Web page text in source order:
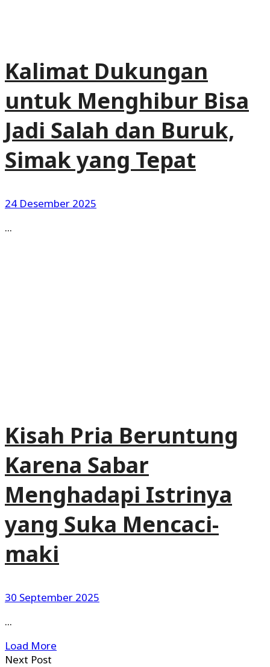
Kalimat Dukungan
untuk Menghibur Bisa
Jadi Salah dan Buruk,
Simak yang Tepat
24 Desember 2025
...
Kisah Pria Beruntung
Karena Sabar
Menghadapi Istrinya
yang Suka Mencaci-
maki
30 September 2025
...
Load More
Next Post